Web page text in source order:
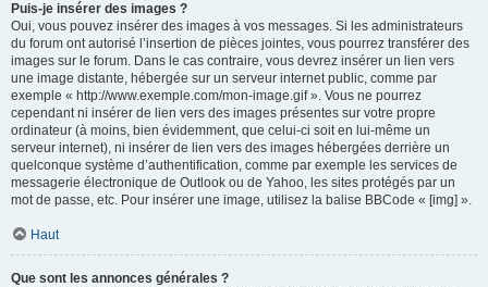
Puis-je insérer des images ?
Oui, vous pouvez insérer des images à vos messages. Si les administrateurs
du forum ont autorisé l’insertion de pièces jointes, vous pourrez transférer des
images sur le forum. Dans le cas contraire, vous devrez insérer un lien vers
une image distante, hébergée sur un serveur internet public, comme par
exemple « http://www.exemple.com/mon-image.gif ». Vous ne pourrez
cependant ni insérer de lien vers des images présentes sur votre propre
ordinateur (à moins, bien évidemment, que celui-ci soit en lui-même un
serveur internet), ni insérer de lien vers des images hébergées derrière un
quelconque système d’authentification, comme par exemple les services de
messagerie électronique de Outlook ou de Yahoo, les sites protégés par un
mot de passe, etc. Pour insérer une image, utilisez la balise BBCode « [img] ».
Haut
Que sont les annonces générales ?